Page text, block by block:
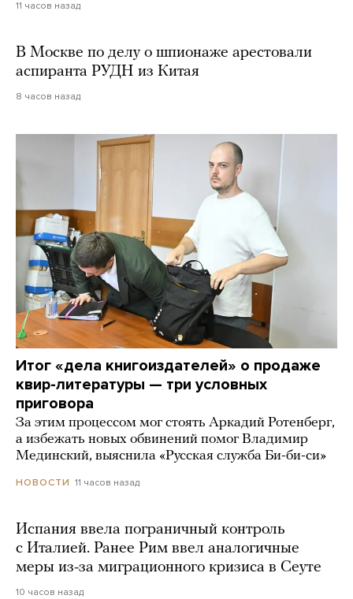
11 часов назад
В Москве по делу о шпионаже арестовали
аспиранта РУДН из Китая
8 часов назад
Итог «дела книгоиздателей» о продаже
квир-литературы — три условных
приговора
За этим процессом мог стоять Аркадий Ротенберг,
а избежать новых обвинений помог Владимир
Мединский, выяснила «Русская служба Би-би-си»
НОВОСТИ 11 часов назад
Испания ввела пограничный контроль
с Италией. Ранее Рим ввел аналогичные
меры из-за миграционного кризиса в Сеуте
10 часов назад